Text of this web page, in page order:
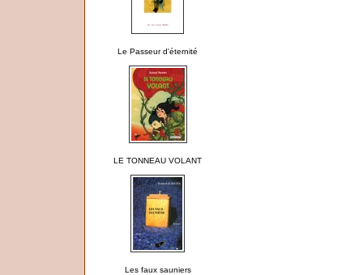
Le Passeur d'éternité
LE TONNEAU VOLANT
Les faux sauniers